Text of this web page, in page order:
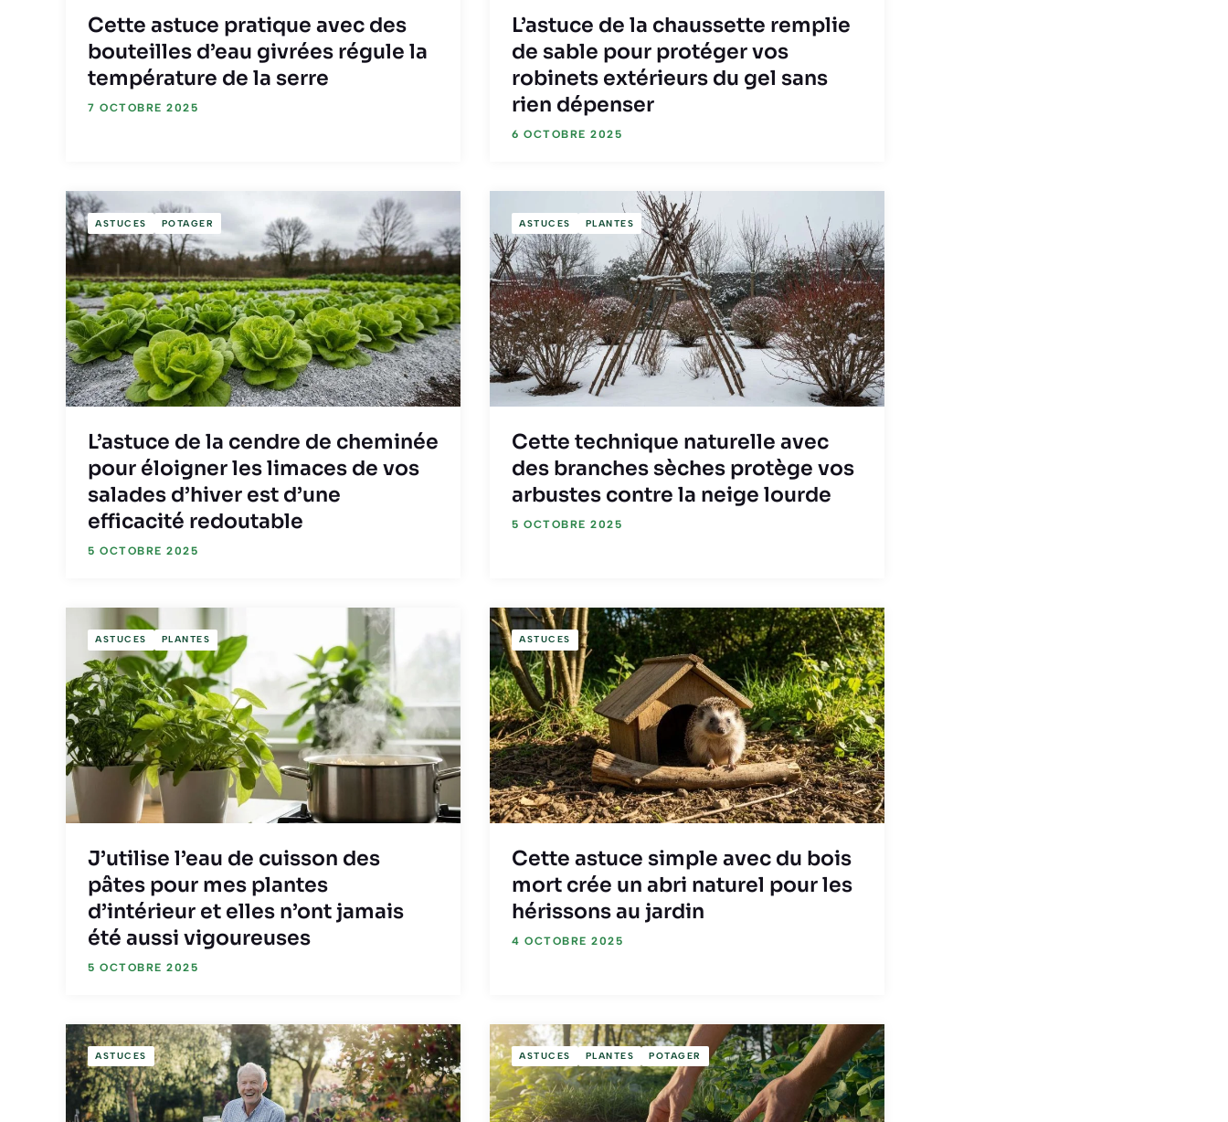
Cette astuce pratique avec des
bouteilles d’eau givrées régule la
température de la serre
7 OCTOBRE 2025
L’astuce de la chaussette remplie
de sable pour protéger vos
robinets extérieurs du gel sans
rien dépenser
6 OCTOBRE 2025
ASTUCES POTAGER
L’astuce de la cendre de cheminée
pour éloigner les limaces de vos
salades d’hiver est d’une
efficacité redoutable
5 OCTOBRE 2025
ASTUCES PLANTES
Cette technique naturelle avec
des branches sèches protège vos
arbustes contre la neige lourde
5 OCTOBRE 2025
ASTUCES PLANTES
J’utilise l’eau de cuisson des
pâtes pour mes plantes
d’intérieur et elles n’ont jamais
été aussi vigoureuses
5 OCTOBRE 2025
ASTUCES
Cette astuce simple avec du bois
mort crée un abri naturel pour les
hérissons au jardin
4 OCTOBRE 2025
ASTUCES ASTUCES PLANTES POTAGER